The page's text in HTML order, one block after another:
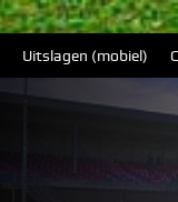
Uitslagen (mobiel)